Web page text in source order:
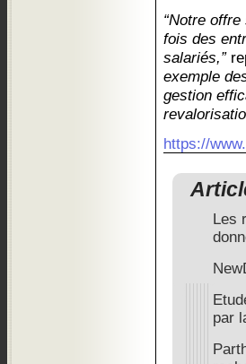
“Notre
fois des
salariés,”
exemple
gestion
https://
Les
par